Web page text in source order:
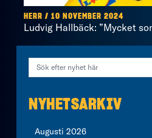
HERR / 10 NOVEMBER 2024
Ludvig Hallbäck: ”Mycket
NYHETSARKIV
Augusti 2026